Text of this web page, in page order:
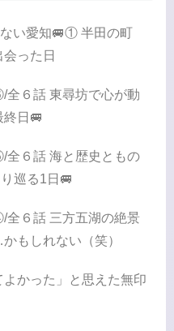
ない愛知🚐① 半田の町
った日
全６話 東尋坊で心が動
日🚐
全６話 海と歴史ともの
巡る1日🚐
全６話 三方五湖の絶景
もしれない（笑）
かった」と思えた無印